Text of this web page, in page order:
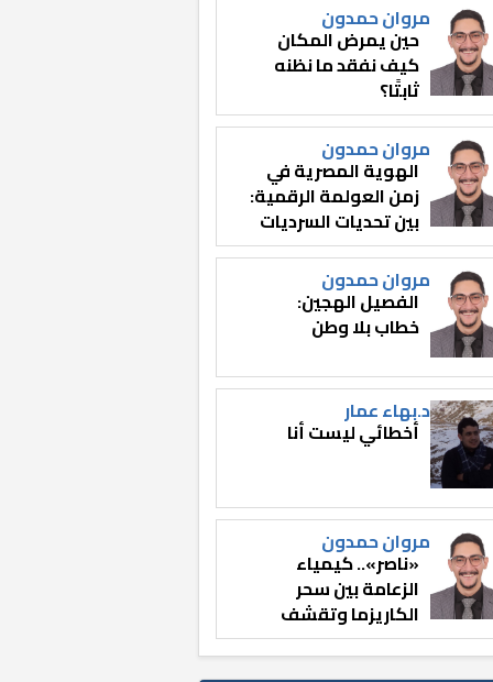
مروان حمدون
حين يمرض المكان
كيف نفقد ما نظنه
ثابتًا؟
مروان حمدون
الهوية المصرية في
زمن العولمة الرقمية:
بين تحديات السرديات
وصناعة الوعي
مروان حمدون
الفصيل الهجين:
خطاب بلا وطن
د.بهاء عمار
أخطائي ليست أنا
مروان حمدون
«ناصر».. كيمياء
الزعامة بين سحر
الكاريزما وتقشف
الثائر